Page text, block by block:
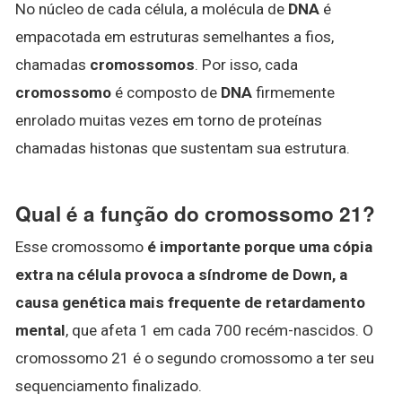
No núcleo de cada célula, a molécula de DNA é
empacotada em estruturas semelhantes a fios,
chamadas cromossomos. Por isso, cada
cromossomo é composto de DNA firmemente
enrolado muitas vezes em torno de proteínas
chamadas histonas que sustentam sua estrutura.
Qual é a função do cromossomo 21?
Esse cromossomo é importante porque uma cópia
extra na célula provoca a síndrome de Down, a
causa genética mais frequente de retardamento
mental, que afeta 1 em cada 700 recém-nascidos. O
cromossomo 21 é o segundo cromossomo a ter seu
sequenciamento finalizado.